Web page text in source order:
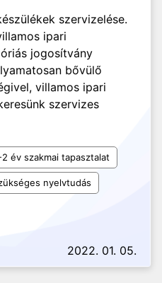
szervizelése.
ipari
jogosítvány
bővülő
villamos ipari
szervizes
2 év szakmai tapasztalat
nyelvtudás
2022. 01. 05.